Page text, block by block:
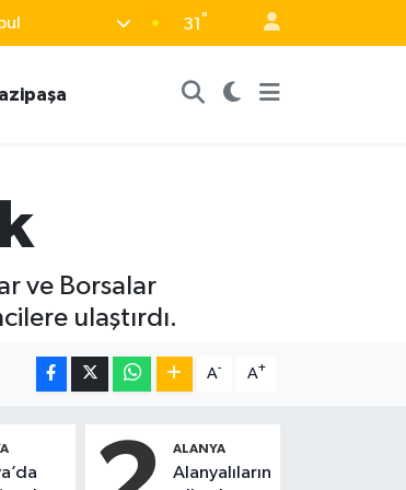
31 °
ve Borsalar
ulaştırdı.
A- A+
ALANYA
Alanyalıların